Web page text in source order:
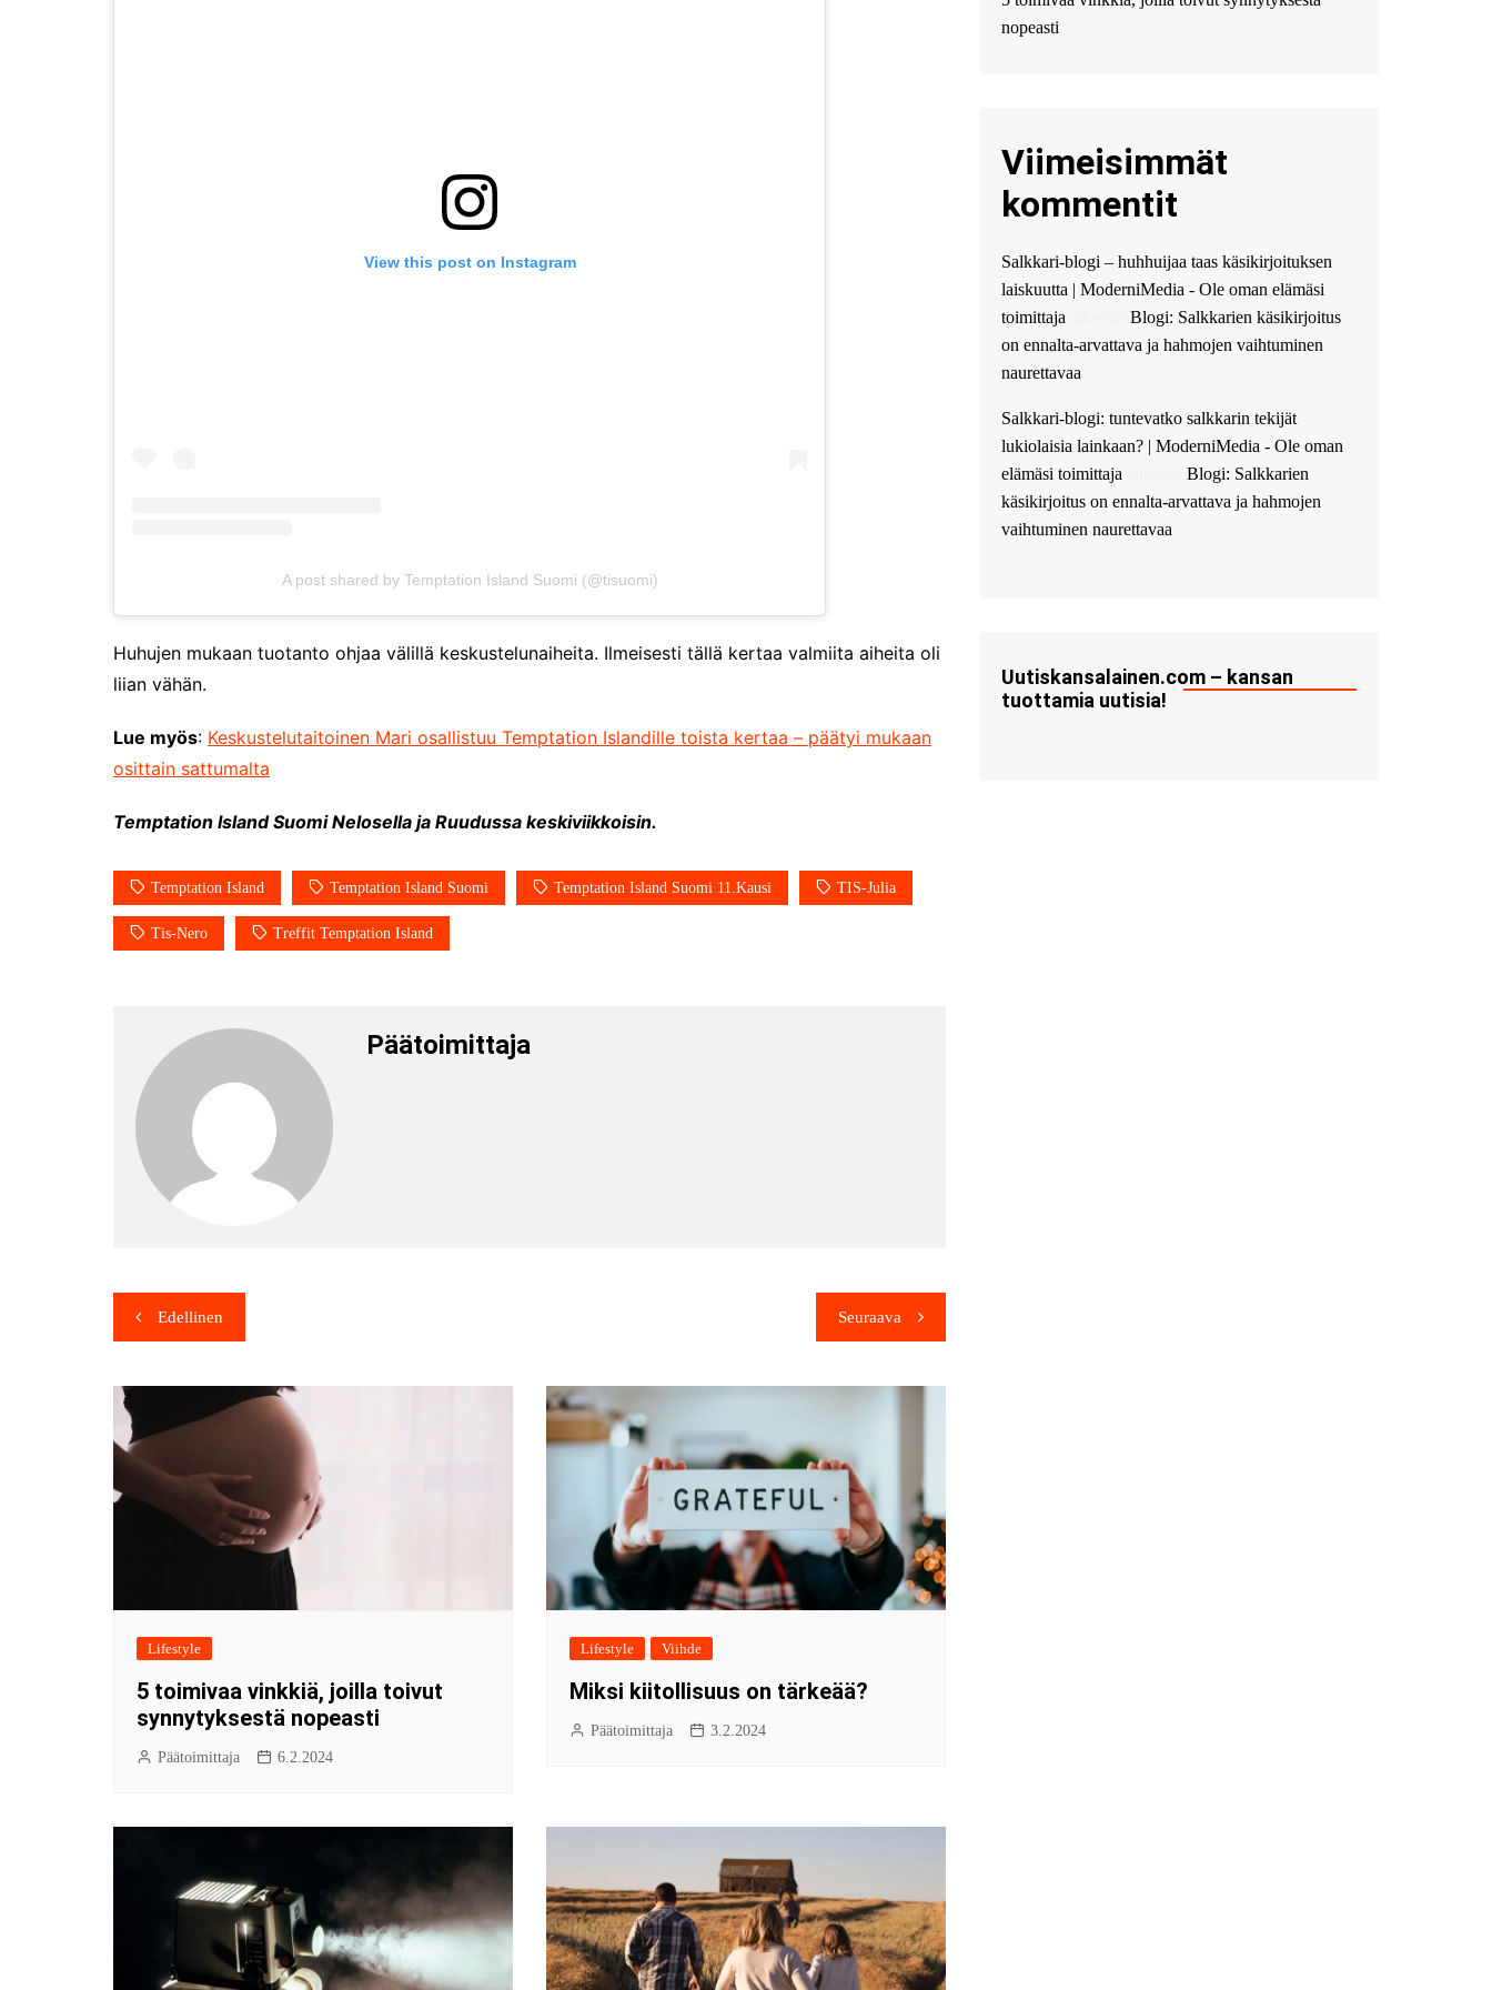
View this post on Instagram
A post shared by Temptation Island Suomi (@tisuomi)
Huhujen mukaan tuotanto ohjaa välillä keskustelunaiheita. Ilmeisesti tällä kertaa valmiita aiheita oli
liian vähän.
Lue myös: Keskustelutaitoinen Mari osallistuu Temptation Islandille toista kertaa – päätyi mukaan
osittain sattumalta
Temptation Island Suomi Nelosella ja Ruudussa keskiviikkoisin.
Temptation Island Temptation Island Suomi Temptation Island Suomi 11.kausi TIS-Julia
Tis-Nero Treffit Temptation Island
Päätoimittaja
Edellinen Seuraava
Lifestyle
5 toimivaa vinkkiä, joilla toivut
synnytyksestä nopeasti
Päätoimittaja 6.2.2024
Lifestyle Viihde
Miksi kiitollisuus on tärkeää?
Päätoimittaja 3.2.2024
высокоприбыльные
guest_5115 :hello
You’ve successfully installed
nopeasti
Viimeisimmät
kommentit
Salkkari-blogi – huhhuijaa taas käsikirjoituksen
laiskuutta | ModerniMedia - Ole oman elämäsi
toimittaja
Blogi: Salkkarien käsikirjoitus
on ennalta-arvattava ja hahmojen vaihtuminen
naurettavaa
Salkkari-blogi: tuntevatko salkkarin tekijät
lukiolaisia lainkaan? | ModerniMedia - Ole oman
elämäsi toimittaja
Blogi: Salkkarien
käsikirjoitus on ennalta-arvattava ja hahmojen
vaihtuminen naurettavaa
Uutiskansalainen.com – kansan
tuottamia uutisia!